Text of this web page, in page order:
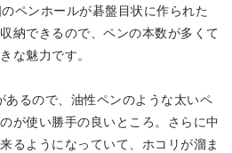
ペンホールが碁盤目状に作られた
納できるので、ペンの本数が多くて
な魅力です。
あるので、油性ペンのような太いペ
が使い勝手の良いところ。さらに中
るようになっていて、ホコリが溜ま